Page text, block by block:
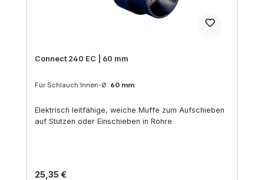
Connect 240 EC | 60 mm
Für Schlauch Innen-Ø: 60 mm
Elektrisch leitfähige, weiche Muffe zum Aufschieben
auf Stutzen oder Einschieben in Rohre
Regulärer Preis:
25,35 €